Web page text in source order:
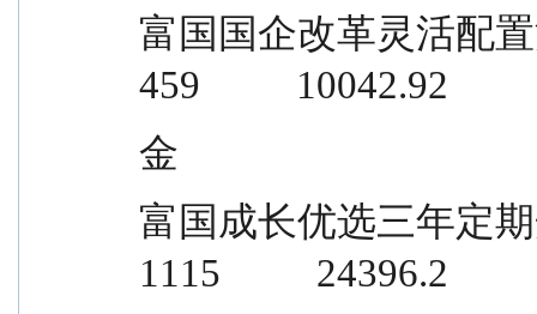
富国国企改革灵活配
459          10042.92
金
富国成长优选三年定
1115          24396.2